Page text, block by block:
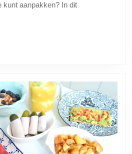
gezonde
kunt aanpakken? In dit